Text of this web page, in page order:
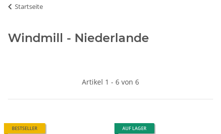
Startseite
Windmill - Niederlande
Artikel 1 - 6 von 6
BESTSELLER AUF LAGER